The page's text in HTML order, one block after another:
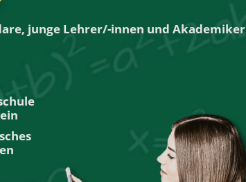
junge Lehrer/-innen und Akademiker